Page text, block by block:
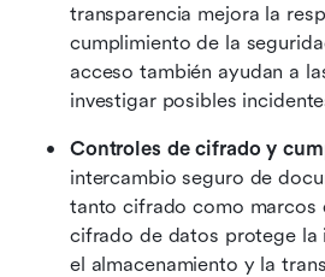
transparencia mejora la
cumplimiento de la
acceso también ayudan a
investigar posibles
Controles de cifrado y
intercambio seguro de
tanto cifrado como marcos
cifrado de datos protege la
el almacenamiento y la